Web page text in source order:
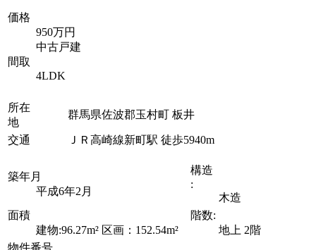
価格
950万円
中古戸建
間取
4LDK
所在
地
群馬県佐波郡玉村町 板井
交通 ＪＲ高崎線新町駅 徒歩5940m
築年月
平成6年2月
構造
:
木造
面積
建物:96.27m² 区画：152.54m²
階数:
地上 2階